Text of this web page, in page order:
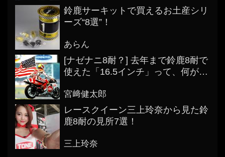
鈴鹿サーキットで買えるお土産シリ
ーズ“8選”！
あらん
[ナゼナニ8耐？] 去年まで鈴鹿8耐で
使えた「16.5インチ」って、何がス
宮﨑健太郎
レースクイーン三上玲奈から見た鈴
鹿8耐の見所7選！
三上玲奈